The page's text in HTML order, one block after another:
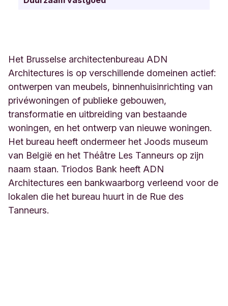
Het Brusselse architectenbureau ADN
Architectures is op verschillende domeinen actief:
ontwerpen van meubels, binnenhuisinrichting van
privéwoningen of publieke gebouwen,
transformatie en uitbreiding van bestaande
woningen, en het ontwerp van nieuwe woningen.
Het bureau heeft ondermeer het Joods museum
van België en het Théâtre Les Tanneurs op zijn
naam staan. Triodos Bank heeft ADN
Architectures een bankwaarborg verleend voor de
lokalen die het bureau huurt in de Rue des
Tanneurs.